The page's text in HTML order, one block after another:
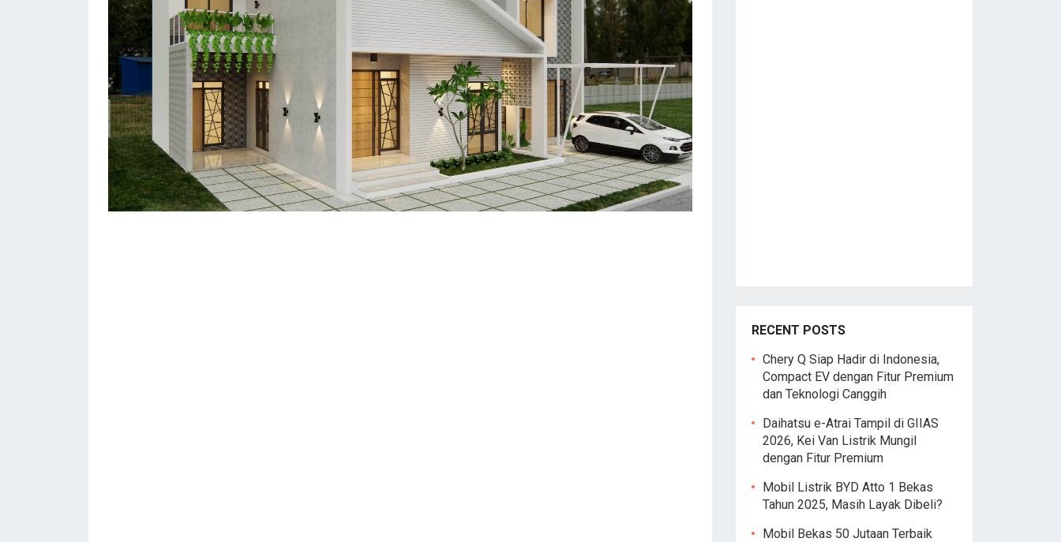
RECENT POSTS
Chery Q Siap Hadir di Indonesia,
Compact EV dengan Fitur Premium
dan Teknologi Canggih
Daihatsu e-Atrai Tampil di GIIAS
2026, Kei Van Listrik Mungil
dengan Fitur Premium
Mobil Listrik BYD Atto 1 Bekas
Tahun 2025, Masih Layak Dibeli?
Mobil Bekas 50 Jutaan Terbaik